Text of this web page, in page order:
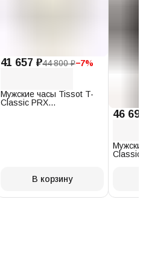
41 657 ₽44 800 ₽−7%
Мужские часы Tissot T-
Classic PRX
В корзину
46
Classic